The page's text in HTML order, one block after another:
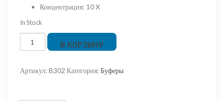
Концентрация: 10 X
In Stock
Количество
товара
буфер
В КОРЗИНУ
Артикул: B302 Категория: Буферы